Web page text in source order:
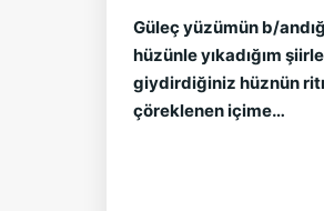
Güleç yüzümün b/
hüzünle yıkadığım
giydirdiğiniz hüznün
çöreklenen içime…